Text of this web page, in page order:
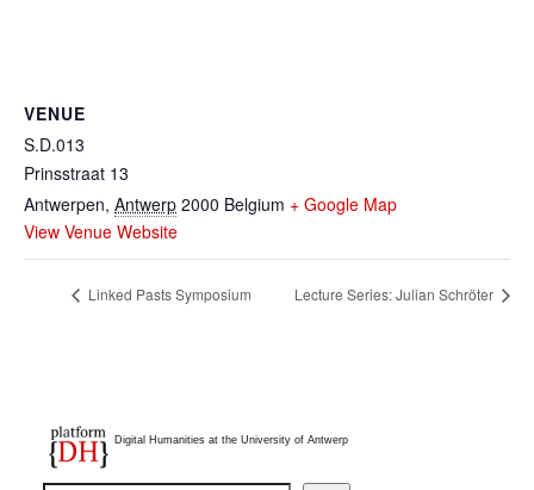
VENUE
S.D.013
Prinsstraat 13
Antwerpen, Antwerp 2000 Belgium + Google Map
View Venue Website
Linked Pasts Symposium Lecture Series: Julian Schröter
Digital Humanities at the University of Antwerp